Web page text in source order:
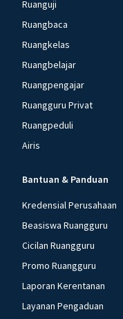
Ruanguji
Ruangbaca
Ruangkelas
Ruangbelajar
Ruangpengajar
Ruangguru Privat
Ruangpeduli
Airis
Bantuan & Panduan
Kredensial Perusahaan
Beasiswa Ruangguru
Cicilan Ruangguru
Promo Ruangguru
Laporan Kerentanan
Layanan Pengaduan